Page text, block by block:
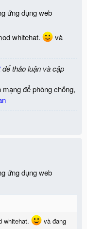
ứng dụng web
whitehat.
và
để thảo luận và cập
để phòng chống,
ứng dụng web
whitehat.
và đang